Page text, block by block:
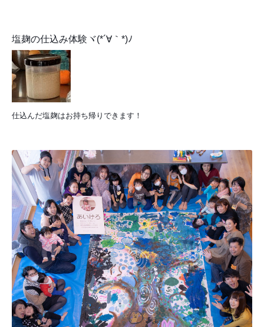
塩麹の仕込み体験ヾ(*´∀｀*)ﾉ
仕込んだ塩麹はお持ち帰りできます！